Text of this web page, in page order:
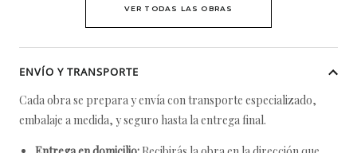
VER TODAS LAS OBRAS
ENVÍO Y TRANSPORTE
Cada obra se prepara y envía con transporte especializado,
embalaje a medida, y seguro hasta la entrega final.